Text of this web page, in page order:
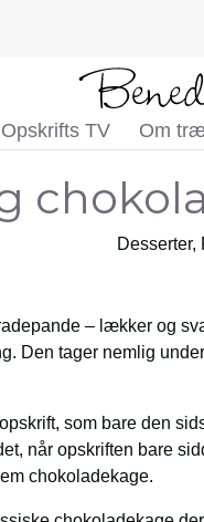
Opskrifts TV Om
Desserter,
– lækker og
Den tager nemlig
som bare den
når opskriften bare
chokoladekage.